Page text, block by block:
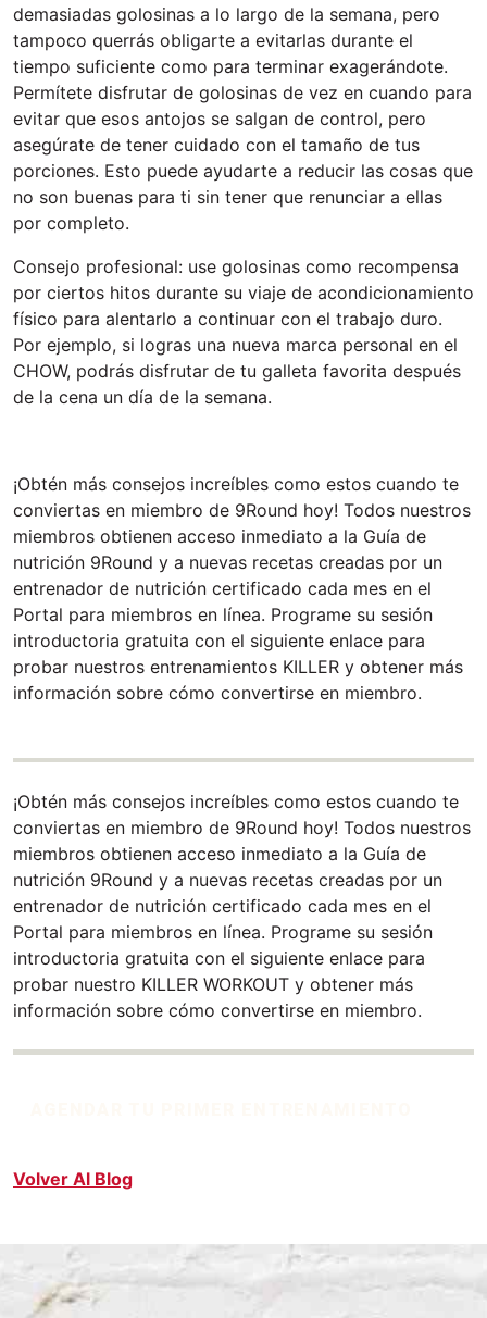
demasiadas golosinas a lo largo de la semana, pero
tampoco querrás obligarte a evitarlas durante el
tiempo suficiente como para terminar exagerándote.
Permítete disfrutar de golosinas de vez en cuando para
evitar que esos antojos se salgan de control, pero
asegúrate de tener cuidado con el tamaño de tus
porciones. Esto puede ayudarte a reducir las cosas que
no son buenas para ti sin tener que renunciar a ellas
por completo.
Consejo profesional: use golosinas como recompensa
por ciertos hitos durante su viaje de acondicionamiento
físico para alentarlo a continuar con el trabajo duro.
Por ejemplo, si logras una nueva marca personal en el
CHOW, podrás disfrutar de tu galleta favorita después
de la cena un día de la semana.
¡Obtén más consejos increíbles como estos cuando te
conviertas en miembro de 9Round hoy! Todos nuestros
miembros obtienen acceso inmediato a la Guía de
nutrición 9Round y a nuevas recetas creadas por un
entrenador de nutrición certificado cada mes en el
Portal para miembros en línea. Programe su sesión
introductoria gratuita con el siguiente enlace para
probar nuestros entrenamientos KILLER y obtener más
información sobre cómo convertirse en miembro.
¡Obtén más consejos increíbles como estos cuando te
conviertas en miembro de 9Round hoy! Todos nuestros
miembros obtienen acceso inmediato a la Guía de
nutrición 9Round y a nuevas recetas creadas por un
entrenador de nutrición certificado cada mes en el
Portal para miembros en línea. Programe su sesión
introductoria gratuita con el siguiente enlace para
probar nuestro KILLER WORKOUT y obtener más
información sobre cómo convertirse en miembro.
Volver Al Blog